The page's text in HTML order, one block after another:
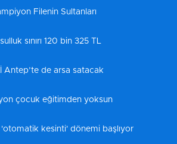
Filenin Sultanları
sınırı 120 bin 325 TL
Antep’te de arsa satacak
çocuk eğitimden yoksun
'otomatik kesinti' dönemi başlıyor